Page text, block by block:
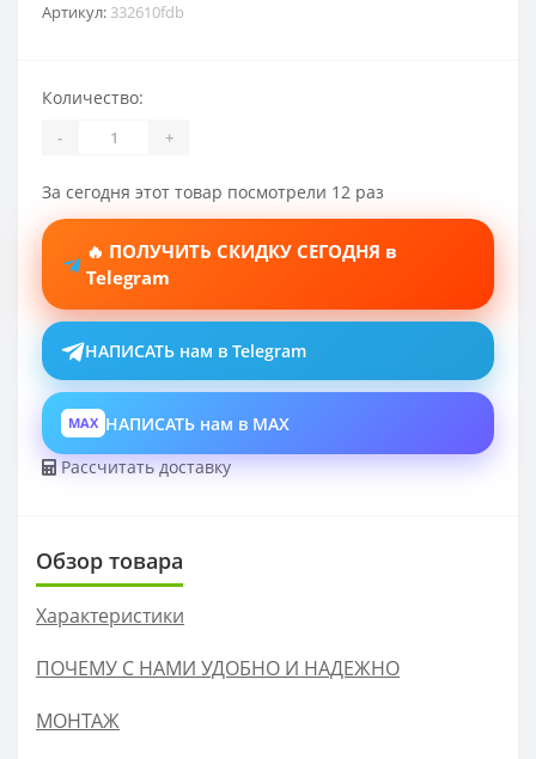
Артикул: 332610fdb
Количество:
- +
За сегодня этот товар посмотрели 12 раз
🔥 ПОЛУЧИТЬ СКИДКУ СЕГОДНЯ в
Telegram
НАПИСАТЬ нам в Telegram
MAX НАПИСАТЬ нам в MAX
Рассчитать доставку
Обзор товара
Характеристики
ПОЧЕМУ С НАМИ УДОБНО И НАДЕЖНО
МОНТАЖ